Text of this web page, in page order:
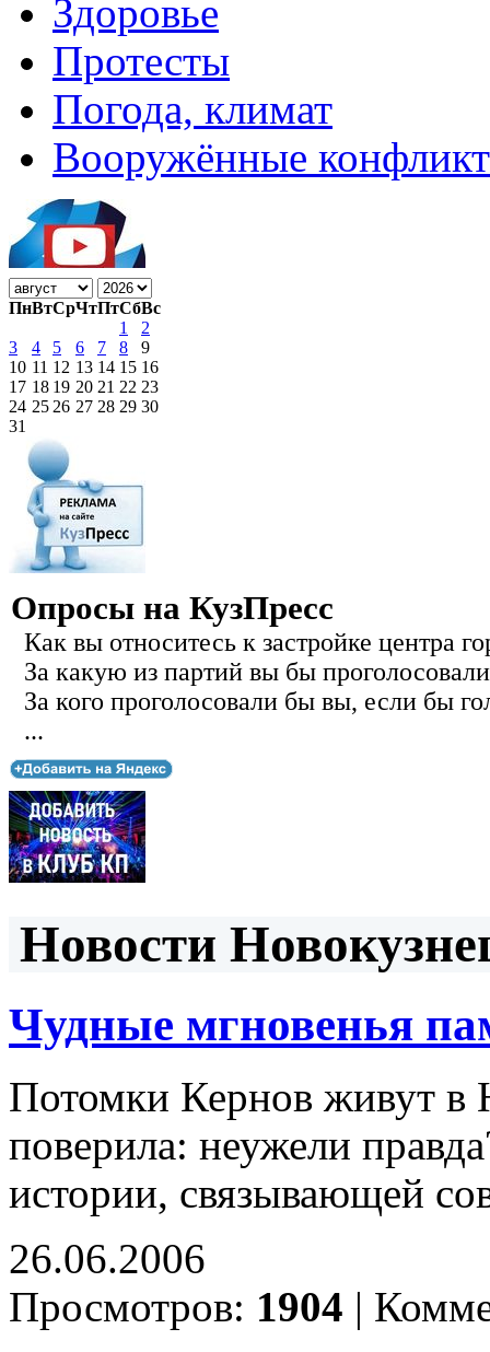
Здоровье
Протесты
Погода, климат
Вооружённые
ПнВтСрЧтПтСбВс
1
2
3
4 5 6 7 8
9
10 11 12 13 14 15 16
17 18 19 20 21 22 23
24 25 26 27 28 29 30
31
Опросы на КузПресс
Как вы относитесь к застройке центра
За какую из партий вы бы
За кого проголосовали бы вы, если бы
...
Новости
Чудные мгновенья
Потомки Кернов живут в
поверила: неужели
истории, связывающей
26.06.2006
Просмотров: 1904 |